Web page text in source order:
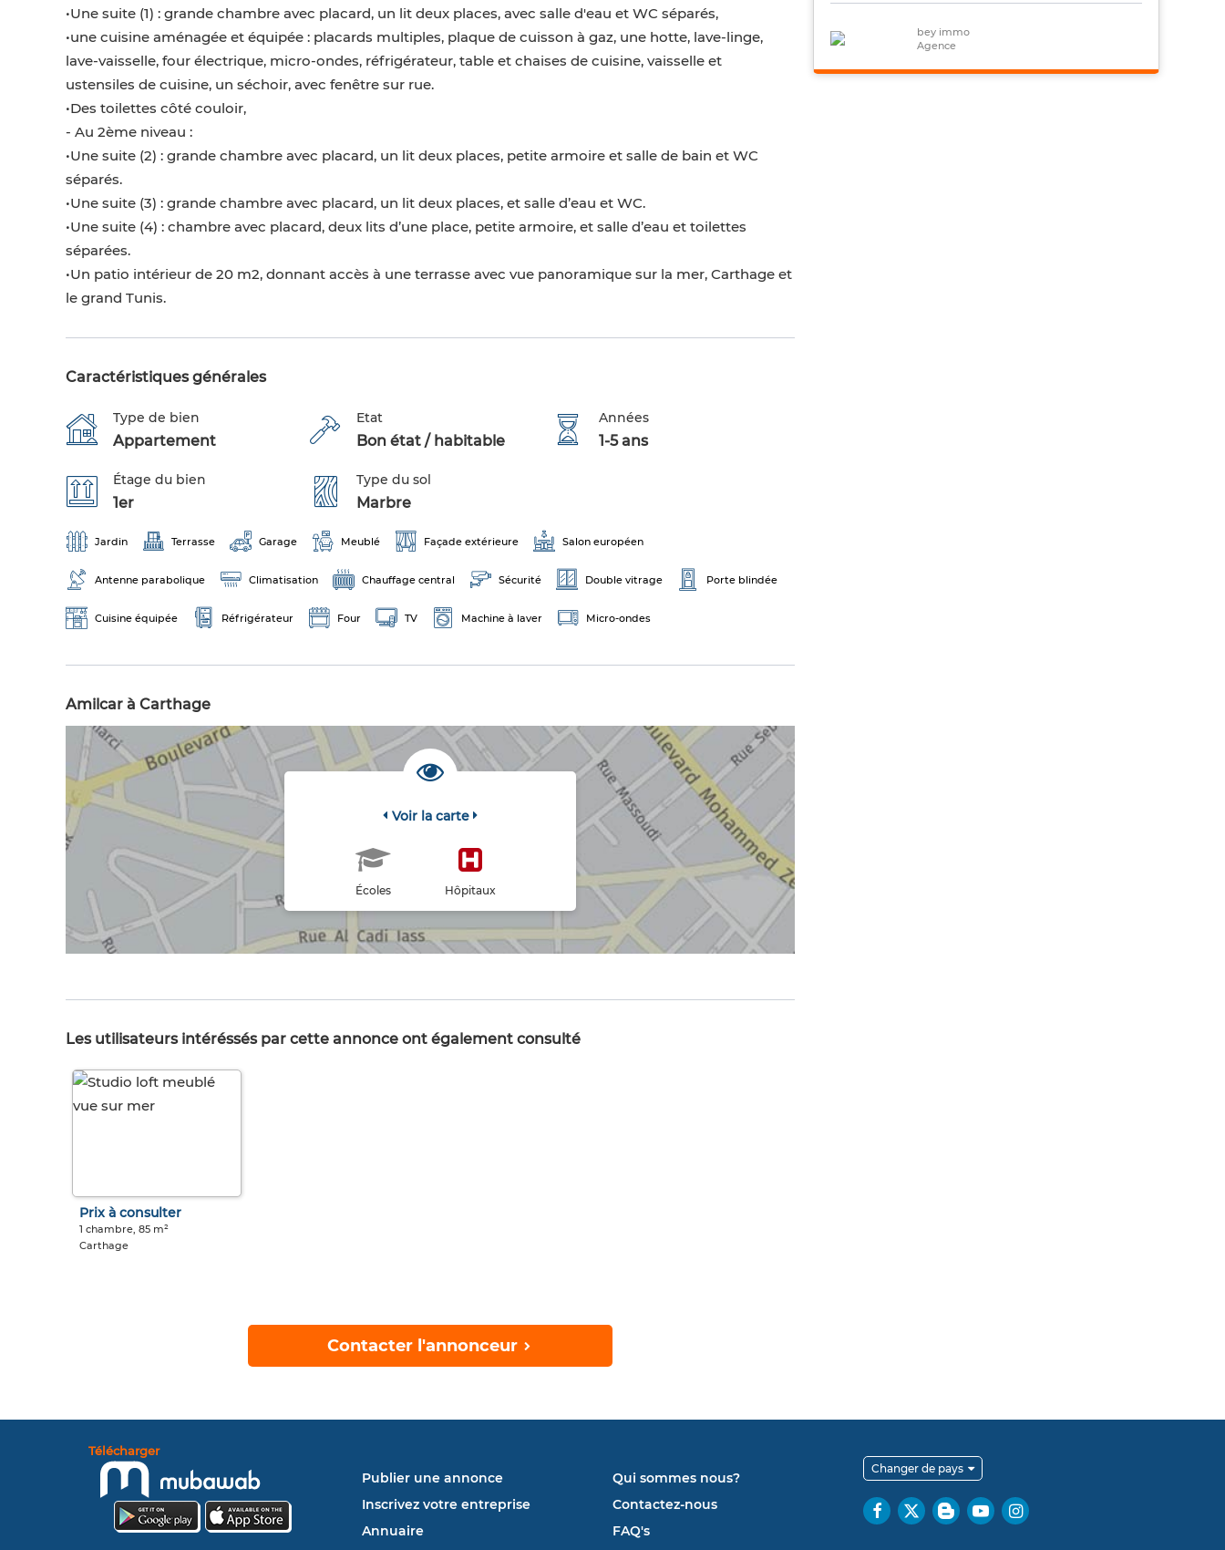
•Une suite (1) : grande chambre avec placard, un lit deux places, avec salle d'eau et WC séparés,
•une cuisine aménagée et équipée : placards multiples, plaque de cuisson à gaz, une hotte, lave-linge,
lave-vaisselle, four électrique, micro-ondes, réfrigérateur, table et chaises de cuisine, vaisselle et
ustensiles de cuisine, un séchoir, avec fenêtre sur rue.
•Des toilettes côté couloir,
- Au 2ème niveau :
•Une suite (2) : grande chambre avec placard, un lit deux places, petite armoire et salle de bain et WC
séparés.
•Une suite (3) : grande chambre avec placard, un lit deux places, et salle d’eau et WC.
•Une suite (4) : chambre avec placard, deux lits d’une place, petite armoire, et salle d’eau et toilettes
séparées.
•Un patio intérieur de 20 m2, donnant accès à une terrasse avec vue panoramique sur la mer, Carthage et
le grand Tunis.
Caractéristiques générales
Type de bien
Appartement
Etat
Bon état / habitable
Années
1-5 ans
Étage du bien
1er
Type du sol
Marbre
Jardin Terrasse Garage Meublé Façade extérieure Salon européen
Antenne parabolique Climatisation Chauffage central Sécurité Double vitrage Porte blindée
Cuisine équipée Réfrigérateur Four TV Machine à laver Micro-ondes
Amilcar à Carthage
Voir la carte
Écoles Hôpitaux
Les utilisateurs intéréssés par cette annonce ont également consulté
Prix à consulter
1 chambre, 85 m²
Carthage
Contacter l'annonceur
bey immo
Agence
Télécharger
Publier une annonce
Inscrivez votre entreprise
Annuaire
Qui sommes nous?
Contactez-nous
FAQ's
Changer de pays